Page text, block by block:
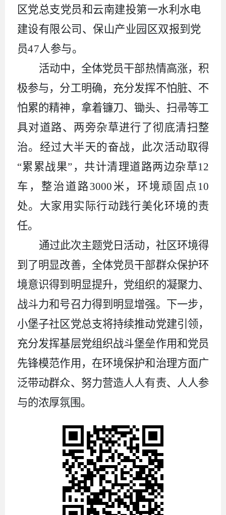
区党总支党员和云南建投第一水利水电
建设有限公司、保山产业园区双报到党
员47人参与。
活动中，全体党员干部热情高涨，积
极参与，分工明确，充分发挥不怕脏、不
怕累的精神，拿着镰刀、锄头、扫帚等工
具对道路、两旁杂草进行了彻底清扫整
治。经过大半天的奋战，此次活动取得
“累累战果”，共计清理道路两边杂草12
车，整治道路3000 米，环境顽固点 10
处。大家用实际行动践行美化环境的责
任。
通过此次主题党日活动，社区环境得
到了明显改善，全体党员干部群众保护环
境意识得到明显提升，党组织的凝聚力、
战斗力和号召力得到明显增强。 下一步，
小堡子社区党总支将持续推动党建引领，
充分发挥基层党组织战斗堡垒作用和党员
先锋模范作用，在环境保护和治理方面广
泛带动群众、努力营造人人有责、人人参
与的浓厚氛围。